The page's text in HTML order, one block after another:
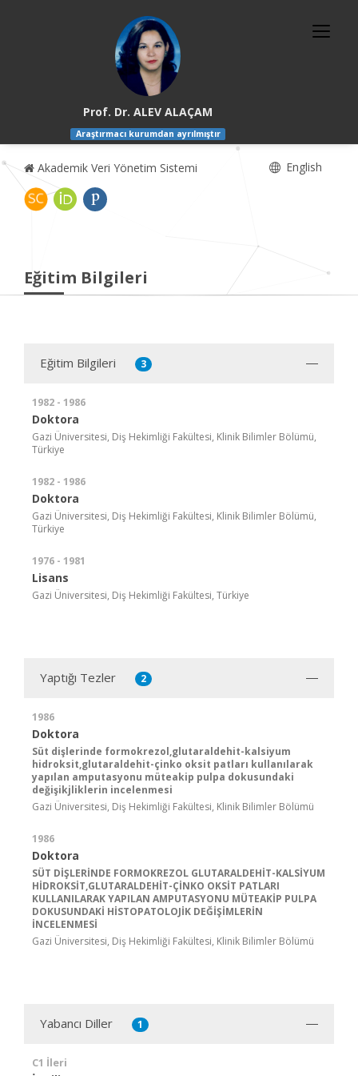
Prof. Dr. ALEV ALAÇAM
Araştırmacı kurumdan ayrılmıştır
Akademik Veri Yönetim Sistemi English
Eğitim Bilgileri
Eğitim Bilgileri 3
1982 - 1986
Doktora
Gazi Üniversitesi, Diş Hekimliği Fakültesi, Klinik Bilimler Bölümü,
Türkiye
1982 - 1986
Doktora
Gazi Üniversitesi, Diş Hekimliği Fakültesi, Klinik Bilimler Bölümü,
Türkiye
1976 - 1981
Lisans
Gazi Üniversitesi, Diş Hekimliği Fakültesi, Türkiye
Yaptığı Tezler 2
1986
Doktora
Süt dişlerinde formokrezol,glutaraldehit-kalsiyum
hidroksit,glutaraldehit-çinko oksit patları kullanılarak
yapılan amputasyonu müteakip pulpa dokusundaki
değişikjliklerin incelenmesi
Gazi Üniversitesi, Diş Hekimliği Fakültesi, Klinik Bilimler Bölümü
1986
Doktora
SÜT DİŞLERİNDE FORMOKREZOL GLUTARALDEHİT-KALSİYUM
HİDROKSİT,GLUTARALDEHİT-ÇİNKO OKSİT PATLARI
KULLANILARAK YAPILAN AMPUTASYONU MÜTEAKİP PULPA
DOKUSUNDAKİ HİSTOPATOLOJİK DEĞİŞİMLERİN
İNCELENMESİ
Gazi Üniversitesi, Diş Hekimliği Fakültesi, Klinik Bilimler Bölümü
Yabancı Diller 1
C1 İleri